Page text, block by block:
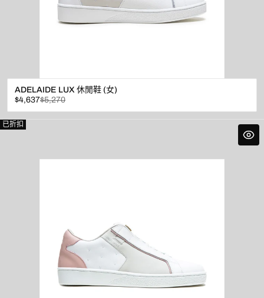
ADELAIDE LUX 休閒鞋 (女)
已
折
扣
$4,637
原
價
$5,270
已折扣